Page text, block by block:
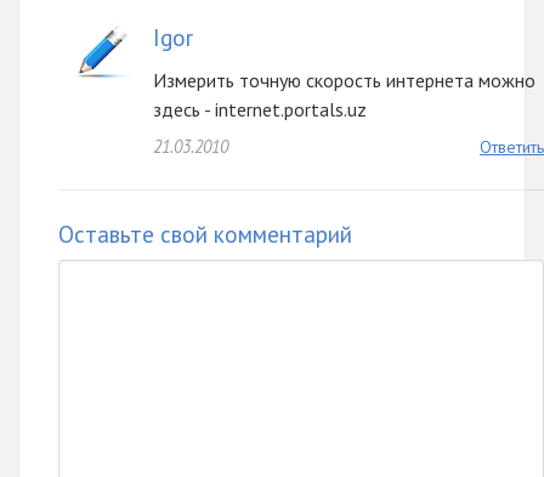
Igor
Измерить точную скорость интернета можно
здесь - internet.portals.uz
Ответить
21.03.2010
Оставьте свой комментарий